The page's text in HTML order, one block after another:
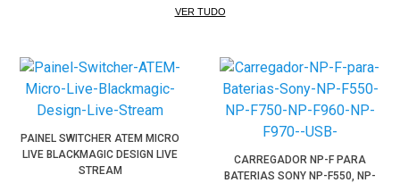
VER TUDO
PAINEL SWITCHER ATEM MICRO
LIVE BLACKMAGIC DESIGN LIVE
STREAM
CARREGADOR NP-F PARA
BATERIAS SONY NP-F550, NP-